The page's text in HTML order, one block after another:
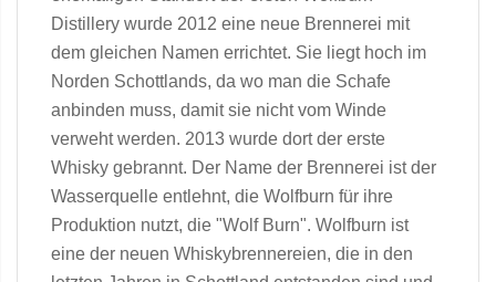
Distillery wurde 2012 eine neue Brennerei mit
dem gleichen Namen errichtet. Sie liegt hoch im
Norden Schottlands, da wo man die Schafe
anbinden muss, damit sie nicht vom Winde
verweht werden. 2013 wurde dort der erste
Whisky gebrannt. Der Name der Brennerei ist der
Wasserquelle entlehnt, die Wolfburn für ihre
Produktion nutzt, die "Wolf Burn". Wolfburn ist
eine der neuen Whiskybrennereien, die in den